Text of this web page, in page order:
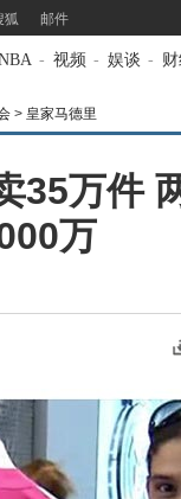
狐 邮件
- 视频 - 娱谈 -
> 皇家马德里
35万件
万